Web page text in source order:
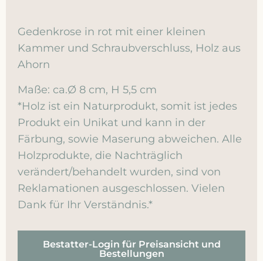
Gedenkrose in rot mit einer kleinen
Kammer und Schraubverschluss, Holz aus
Ahorn
Maße: ca.Ø 8 cm, H 5,5 cm
*Holz ist ein Naturprodukt, somit ist jedes
Produkt ein Unikat und kann in der
Färbung, sowie Maserung abweichen. Alle
Holzprodukte, die Nachträglich
verändert/behandelt wurden, sind von
Reklamationen ausgeschlossen. Vielen
Dank für Ihr Verständnis.*
Bestatter-Login für Preisansicht und
Bestellungen